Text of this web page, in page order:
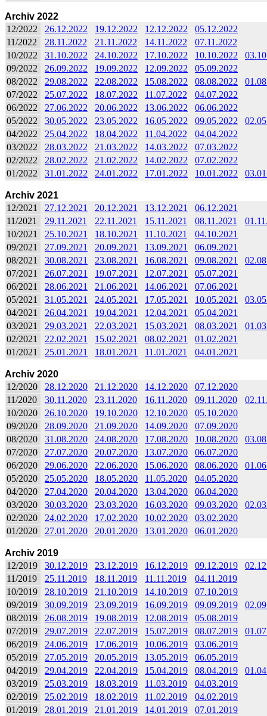
Archiv 2022
12/2022
26.12.2022 19.12.2022 12.12.2022
05.12.2022
11/2022
28.11.2022 21.11.2022 14.11.2022
07.11.2022
10/2022
31.10.2022 24.10.2022 17.10.2022 10.10.2022
09/2022
26.09.2022 19.09.2022 12.09.2022
05.09.2022
08/2022
29.08.2022 22.08.2022 15.08.2022 08.08.2022
07/2022
25.07.2022 18.07.2022 11.07.2022
04.07.2022
06/2022
27.06.2022 20.06.2022 13.06.2022
06.06.2022
05/2022
30.05.2022 23.05.2022 16.05.2022 09.05.2022
04/2022
25.04.2022 18.04.2022 11.04.2022
04.04.2022
03/2022
28.03.2022 21.03.2022 14.03.2022
07.03.2022
02/2022
28.02.2022 21.02.2022 14.02.2022
07.02.2022
01/2022
31.01.2022 24.01.2022 17.01.2022 10.01.2022
Archiv 2021
12/2021
27.12.2021 20.12.2021 13.12.2021
06.12.2021
11/2021
29.11.2021 22.11.2021 15.11.2021 08.11.2021
10/2021
25.10.2021 18.10.2021 11.10.2021
04.10.2021
09/2021
27.09.2021 20.09.2021 13.09.2021
06.09.2021
08/2021
30.08.2021 23.08.2021 16.08.2021 09.08.2021
07/2021
26.07.2021 19.07.2021 12.07.2021
05.07.2021
06/2021
28.06.2021 21.06.2021 14.06.2021
07.06.2021
05/2021
31.05.2021 24.05.2021 17.05.2021 10.05.2021
04/2021
26.04.2021 19.04.2021 12.04.2021
05.04.2021
03/2021
29.03.2021 22.03.2021 15.03.2021 08.03.2021
02/2021
22.02.2021 15.02.2021 08.02.2021
01.02.2021
01/2021
25.01.2021 18.01.2021 11.01.2021 04.01.2021
Archiv 2020
12/2020
28.12.2020 21.12.2020 14.12.2020
07.12.2020
11/2020
30.11.2020 23.11.2020 16.11.2020 09.11.2020
10/2020
26.10.2020 19.10.2020 12.10.2020
05.10.2020
09/2020
28.09.2020 21.09.2020 14.09.2020
07.09.2020
08/2020
31.08.2020 24.08.2020 17.08.2020 10.08.2020
07/2020
27.07.2020 20.07.2020 13.07.2020
06.07.2020
06/2020
29.06.2020 22.06.2020 15.06.2020 08.06.2020
05/2020
25.05.2020 18.05.2020 11.05.2020
04.05.2020
04/2020
27.04.2020 20.04.2020 13.04.2020
06.04.2020
03/2020
30.03.2020 23.03.2020 16.03.2020 09.03.2020
02/2020
24.02.2020 17.02.2020 10.02.2020
03.02.2020
01/2020
27.01.2020 20.01.2020 13.01.2020 06.01.2020
Archiv 2019
12/2019
30.12.2019 23.12.2019 16.12.2019 09.12.2019
11/2019
25.11.2019 18.11.2019 11.11.2019
04.11.2019
10/2019
28.10.2019 21.10.2019 14.10.2019
07.10.2019
09/2019
30.09.2019 23.09.2019 16.09.2019 09.09.2019
08/2019
26.08.2019 19.08.2019 12.08.2019
05.08.2019
07/2019
29.07.2019 22.07.2019 15.07.2019 08.07.2019
06/2019
24.06.2019 17.06.2019 10.06.2019
03.06.2019
05/2019
27.05.2019 20.05.2019 13.05.2019
06.05.2019
04/2019
29.04.2019 22.04.2019 15.04.2019 08.04.2019
03/2019
25.03.2019 18.03.2019 11.03.2019
04.03.2019
02/2019
25.02.2019 18.02.2019 11.02.2019
04.02.2019
01/2019
28.01.2019 21.01.2019 14.01.2019 07.01.2019